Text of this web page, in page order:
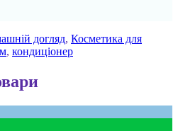
догляд, Косметика для
, кондиціонер